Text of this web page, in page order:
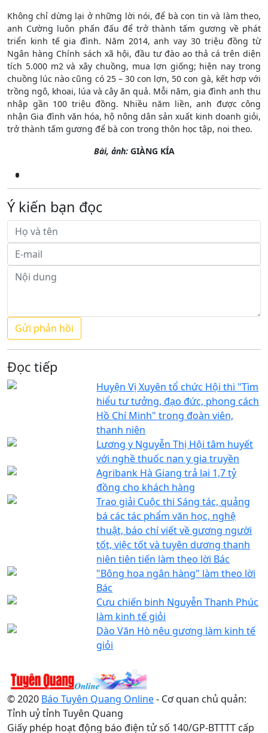
Không chỉ dừng lại ở những lời nói, để bà con tin và làm theo,
anh Cường luôn phấn đấu để trở thành tấm gương về phát
triển kinh tế gia đình. Năm 2014, anh vay 30 triệu đồng từ
Ngân hàng Chính sách xã hội, đầu tư đào ao thả cá trên diện
tích 5.000 m2 và xây chuồng, mua lợn giống; hiện nay trong
chuồng lúc nào cũng có 25 – 30 con lợn, 50 con gà, kết hợp với
trồng ngô, khoai, lúa và cây ăn quả. Mỗi năm, gia đình anh thu
nhập gần 100 triệu đồng. Nhiều năm liền, anh được công
nhận Gia đình văn hóa, hộ nông dân sản xuất kinh doanh giỏi,
trở thành tấm gương để bà con trong thôn học tập, noi theo.
Bài, ảnh: GIÀNG KÍA
Ý kiến bạn đọc
Đọc tiếp
Huyện Vị Xuyên tổ chức Hội thi "Tìm
hiểu tư tưởng, đạo đức, phong cách
Hồ Chí Minh" trong đoàn viên,
thanh niên
Lương y Nguyễn Thị Hội tâm huyết
với nghề thuốc nan y gia truyền
Agribank Hà Giang trả lại 1,7 tỷ
đồng cho khách hàng
Trao giải Cuộc thi Sáng tác, quảng
bá các tác phẩm văn học, nghệ
thuật, báo chí viết về gương người
tốt, việc tốt và tuyên dương thanh
niên tiên tiến làm theo lời Bác
"Bông hoa ngân hàng" làm theo lời
Bác
Cựu chiến binh Nguyễn Thanh Phúc
làm kinh tế giỏi
Dào Văn Hò nêu gương làm kinh tế
giỏi
© 2020 Báo Tuyên Quang Online- Cơ quan chủ quản:
Tỉnh uỷ tỉnh Tuyên Quang
Giấy phép hoạt động báo điện tử số 140/GP-BTTTT cấp